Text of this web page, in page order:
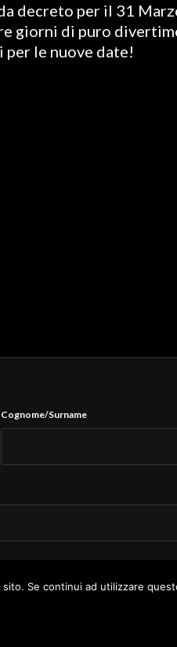
decreto per il 31
giorni di puro
le nuove date!
Cognome/Surname
Se continui ad utilizzare